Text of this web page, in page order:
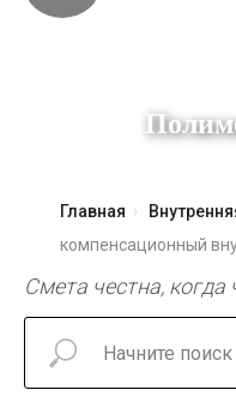
Главная
компенсационный
Смета честна, когда